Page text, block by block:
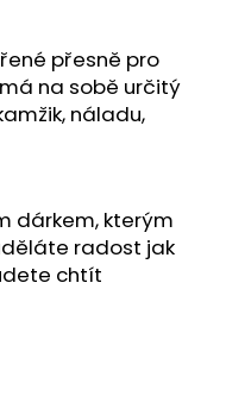
přesně pro
na sobě určitý
náladu,
dárkem, kterým
radost jak
chtít